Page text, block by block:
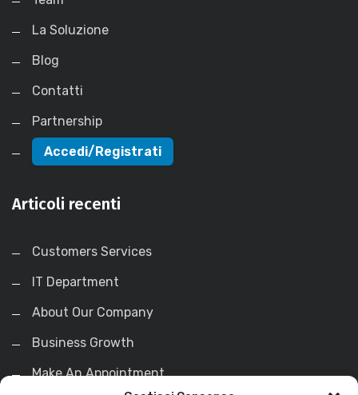
La Soluzione
Blog
Contatti
Partnership
Accedi/Registrati
Articoli recenti
Customers Services
IT Department
About Our Company
Business Growth
Make An Appointment